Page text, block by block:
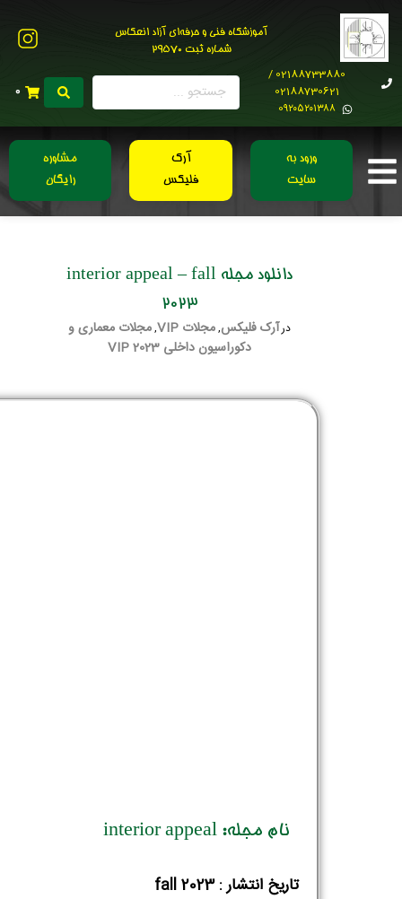
آموزشگاه فنی و حرفه‌ای آزاد انعکاس
شماره ثبت 29570
02188733880 /
02188730621
0۹۲۰۵۲۰۱۳۸۸
0
ورود به
سایت
آرک
فلیکس
مشاوره
رایگان
دانلود مجله interior appeal – fall
2023
درآرک فلیکس,مجلات VIP ,مجلات معماری و
دکوراسیون داخلی 2023 VIP
نام مجله: interior appeal
تاریخ انتشار : fall 2023